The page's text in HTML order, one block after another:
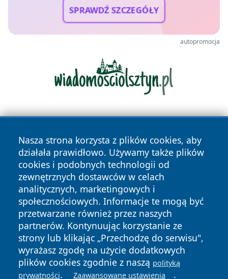
SPRAWDŹ SZCZEGÓŁY
autopromocja
Nasza strona korzysta z plików cookies, aby
działała prawidłowo. Używamy także plików
cookies i podobnych technologii od
zewnętrznych dostawców w celach
analitycznych, marketingowych i
społecznościowych. Informacje te mogą być
przetwarzane również przez naszych
partnerów. Kontynuując korzystanie ze
strony lub klikając „Przechodzę do serwisu",
wyrażasz zgodę na użycie dodatkowych
plików cookies zgodnie z naszą polityką
prywatności. Zaawansowane ustawienia .
Copyright © 2026 dabrowski24.pl Wszystkie prawa
zastrzeżone.
News Autorzy
Polityka
Prywatności
Polityka
Cookies